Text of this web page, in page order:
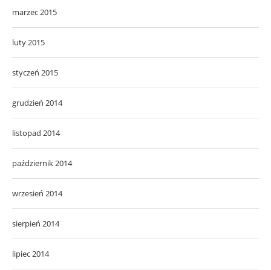
marzec 2015
luty 2015
styczeń 2015
grudzień 2014
listopad 2014
październik 2014
wrzesień 2014
sierpień 2014
lipiec 2014